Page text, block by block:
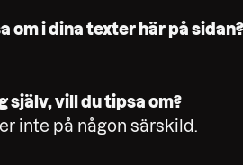
om i dina texter här på sidan?
själv, vill du tipsa om?
inte på någon särskild.